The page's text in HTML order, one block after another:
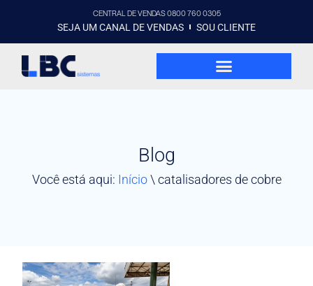
CENTRAL DE VENDAS 0800 760 0305
SEJA UM CANAL DE VENDAS SOU CLIENTE
Blog
Você está aqui: Início\ catalisadores de cobre